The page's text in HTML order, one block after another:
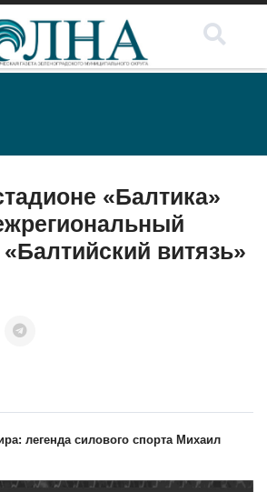
«Балтика»
витязь»
легенда силового спорта Михаил